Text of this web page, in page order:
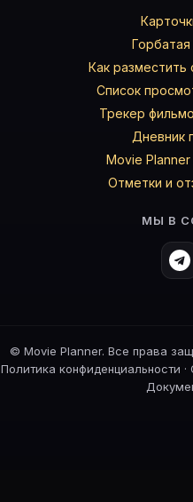
Как разместить
Список
Трекер
Дневник
Movie
Отметки и
МЫ В
© Movie Planner. Все права
Политика конфиденциальности ·